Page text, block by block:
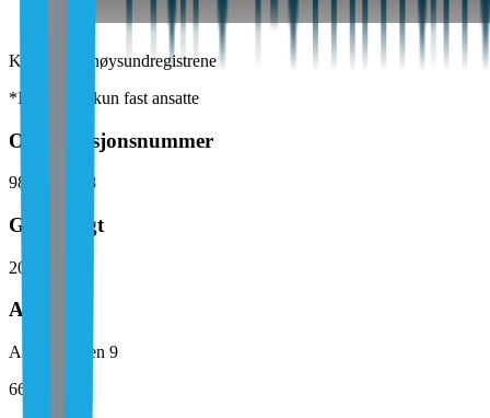
Kilde: Brønnøysundregistrene
*Inkluderer kun fast ansatte
Organisasjonsnummer
988 913 898
Grunnlagt
2005
Adresse
Aurdalsvegen 9
6690